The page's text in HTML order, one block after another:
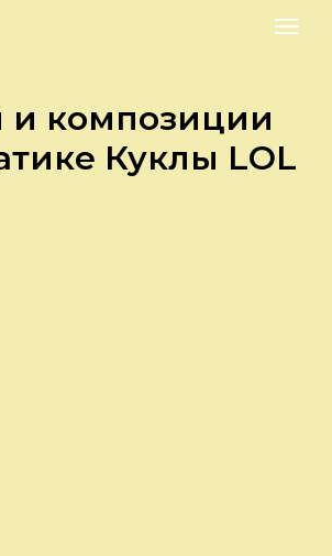
композиции
Куклы LOL